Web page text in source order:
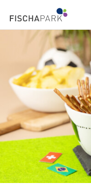
MONTAG
Dienstag
DIENSTAG
Mittwoch
MITTWOCH
Donnerstag
DONNERSTAG
Freitag
FREITAG
Samstag
SAMSTAG